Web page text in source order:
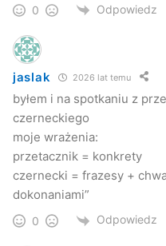
0 Odpowiedz
jaslak 2026 lat temu
byłem i na spotkaniu z
czerneckiego
moje wrażenia:
przetacznik = konkrety
czernecki = frazesy +
dokonaniami”
0 Odpowiedz